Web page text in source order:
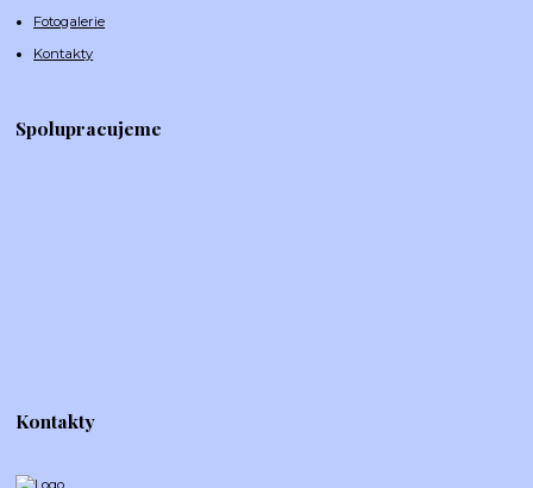
Fotogalerie
Kontakty
Spolupracujeme
Kontakty